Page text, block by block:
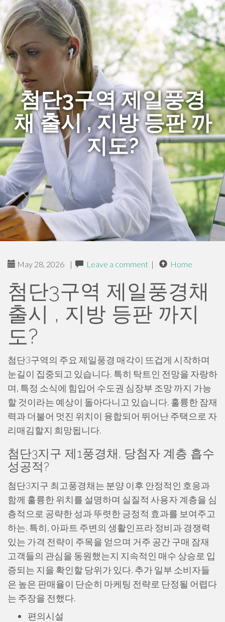
첨단3구역 제일풍경
채 출시 , 지방 등판 까
지도?
May 28, 2026 | Leave a comment | Home
첨단3구역 제일풍경채
출시 , 지방 등판 까지
도?
첨단3구역의 주요 제일풍경 매각이 뜨겁게 시작하며
눈길이 집중되고 있습니다. 특히 탁트인 전망을 자랑하
며, 특정 소식에 힘입어 수도권 심장부 조망 까지 가능
할 것이라는 예상이 돌아다니고 있습니다. 훌륭한 잠재
력과 더불어 멋진 위치이 융합되어 뛰어난 주택으로 자
리매김할지 희망됩니다.
첨단3지구 제1풍경채, 당첨자 계층 흡수
성공적?
첨단3지구 최고풍경채는 분양 이후 안정적인 호응과
함께 훌륭한 위치를 설명하며 실질적 사용자 계층을 심
층적으로 공략한 성과 뚜렷한 긍정적 효과를 보여주고
하는. 특히, 아파트 주변의 생활인프라 정비과 경쟁력
있는 가격 전략이 주목을 얻으며 거주 공간 구매 잠재
고객들의 관심을 동원했는지 지속적인 매수 상승로 입
증되는 지을 확인할 당위가 있다. 추가 일부 소비자들
은 높은 판매율이 단순히 마케팅 전략로 단정될 어렵다
는 주장을 전했다.
편의시설